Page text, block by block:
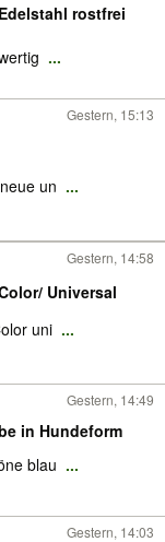
rostfrei
...
Gestern, 15:13
un ...
Gestern, 14:58
Universal
uni ...
Gestern, 14:49
in Hundeform
blau ...
Gestern, 14:03